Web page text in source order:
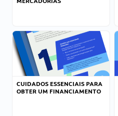
CUIDADOS ESSENCIAIS PARA
OBTER UM FINANCIAMENTO